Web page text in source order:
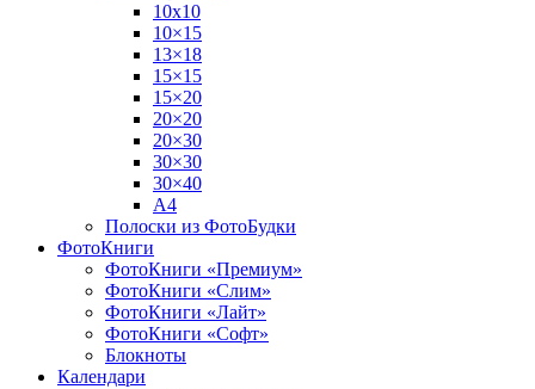
10х10
10×15
13×18
15×15
15×20
20×20
20×30
30×30
30×40
A4
Полоски из ФотоБудки
ФотоКниги
ФотоКниги «Премиум»
ФотоКниги «Слим»
ФотоКниги «Лайт»
ФотоКниги «Софт»
Блокноты
Календари